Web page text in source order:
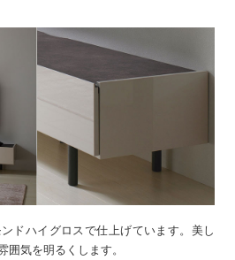
ドハイグロスで仕上げています。美し
囲気を明るくします。